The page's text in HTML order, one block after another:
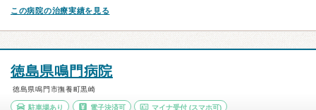
この病院の治療実績を見る
徳島県鳴門病院
徳島県鳴門市撫養町黒崎
駐車場あり 電子決済可 マイナ受付 (スマホ可)